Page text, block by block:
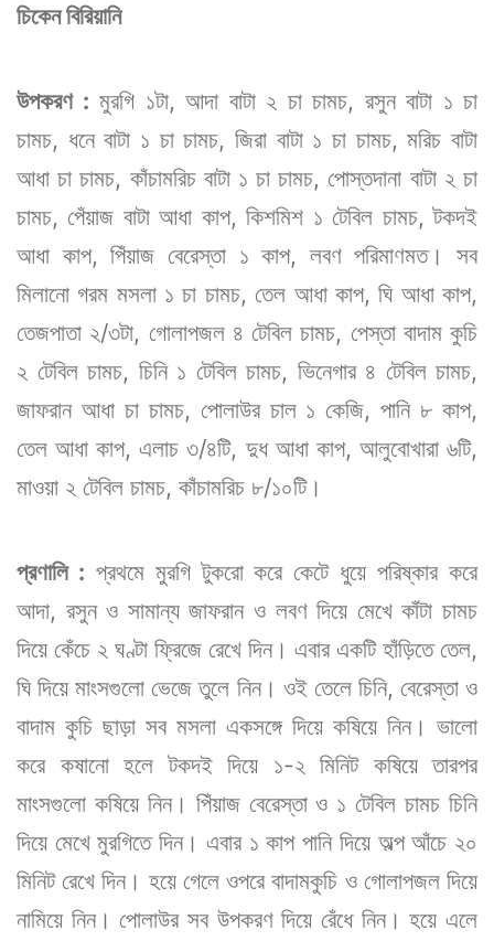
চিকেন বিরিয়ানি
উপকরণ : মুরগি ১টা, আদা বাটা ২ চা চামচ, রসুন বাটা ১ চা
চামচ, ধনে বাটা ১ চা চামচ, জিরা বাটা ১ চা চামচ, মরিচ বাটা
আধা চা চামচ, কাঁচামরিচ বাটা ১ চা চামচ, পোস্তদানা বাটা ২ চা
চামচ, পেঁয়াজ বাটা আধা কাপ, কিশমিশ ১ টেবিল চামচ, টকদই
আধা কাপ, পিঁয়াজ বেরেস্তা ১ কাপ, লবণ পরিমাণমত। সব
মিলানো গরম মসলা ১ চা চামচ, তেল আধা কাপ, ঘি আধা কাপ,
তেজপাতা ২/৩টা, গোলাপজল ৪ টেবিল চামচ, পেস্তা বাদাম কুচি
২ টেবিল চামচ, চিনি ১ টেবিল চামচ, ভিনেগার ৪ টেবিল চামচ,
জাফরান আধা চা চামচ, পোলাউর চাল ১ কেজি, পানি ৮ কাপ,
তেল আধা কাপ, এলাচ ৩/৪টি, দুধ আধা কাপ, আলুবোখারা ৬টি,
মাওয়া ২ টেবিল চামচ, কাঁচামরিচ ৮/১০টি।
প্রণালি : প্রথমে মুরগি টুকরো করে কেটে ধুয়ে পরিষ্কার করে
আদা, রসুন ও সামান্য জাফরান ও লবণ দিয়ে মেখে কাঁটা চামচ
দিয়ে কেঁচে ২ ঘণ্টা ফ্রিজে রেখে দিন। এবার একটি হাঁড়িতে তেল,
ঘি দিয়ে মাংসগুলো ভেজে তুলে নিন। ওই তেলে চিনি, বেরেস্তা ও
বাদাম কুচি ছাড়া সব মসলা একসঙ্গে দিয়ে কষিয়ে নিন। ভালো
করে কষানো হলে টকদই দিয়ে ১-২ মিনিট কষিয়ে তারপর
মাংসগুলো কষিয়ে নিন। পিঁয়াজ বেরেস্তা ও ১ টেবিল চামচ চিনি
দিয়ে মেখে মুরগিতে দিন। এবার ১ কাপ পানি দিয়ে অল্প আঁচে ২০
মিনিট রেখে দিন। হয়ে গেলে ওপরে বাদামকুচি ও গোলাপজল দিয়ে
নামিয়ে নিন। পোলাউর সব উপকরণ দিয়ে রেঁধে নিন। হয়ে এলে